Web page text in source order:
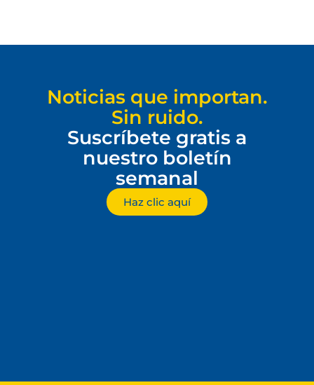
Noticias que importan.
Sin ruido.
Suscríbete gratis a
nuestro boletín
semanal
Haz clic aquí